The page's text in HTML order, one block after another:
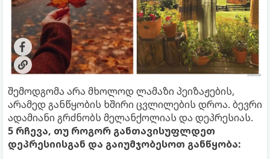
შემოდგომა არა მხოლოდ ლამაზი პეიზაჟების,
არამედ განწყობის ხშირი ცვლილების დროა. ბევრი
ადამიანი გრძნობს მელანქოლიას და დეპრესიას.
5 რჩევა, თუ როგორ განთავისუფლდეთ
დეპრესიისგან და გაიუმჯობესოთ განწყობა: